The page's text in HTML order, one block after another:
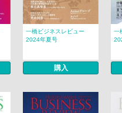
一橋ビジネスレビュー
2024年夏号
購入
一